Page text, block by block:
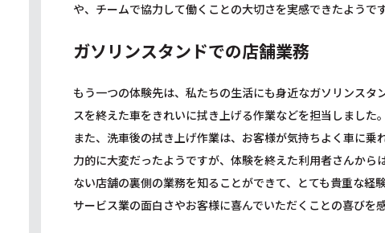
や、チームで協力して働くことの大切さを実感できたようです
ガソリンスタンドでの店舗業務
もう一つの体験先は、私たちの生活にも身近なガソリンス
スを終えた車をきれいに拭き上げる作業などを担当しました
また、洗車後の拭き上げ作業は、お客様が気持ちよく車に
力的に大変だったようですが、体験を終えた利用者さんか
ない店舗の裏側の業務を知ることができて、とても貴重な経
サービス業の面白さやお客様に喜んでいただくことの喜びを